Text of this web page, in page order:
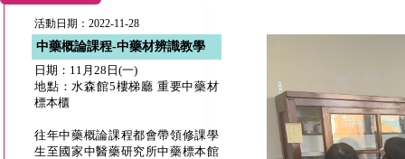
活動日期：2022-11-28
中藥概論課程-中藥材辨識教學
日期：11月28日(一)
地點：水森館5樓梯廳 重要中藥材
標本櫃
往年中藥概論課程都會帶領修課學
生至國家中醫藥研究所中藥標本館